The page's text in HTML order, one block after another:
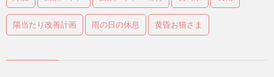
陽当たり改善計画 雨の日の休息 黄昏お猫さま